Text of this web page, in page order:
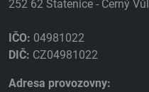
252 62 Statenice - Černý Vůl
IČO: 04981022
DIČ: CZ04981022
Adresa provozovny: